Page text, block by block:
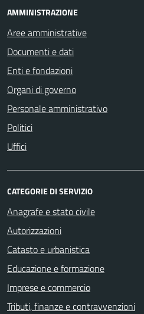
AMMINISTRAZIONE
Aree amministrative
Documenti e dati
Enti e fondazioni
Organi di governo
Personale amministrativo
Politici
Uffici
CATEGORIE DI SERVIZIO
Anagrafe e stato civile
Autorizzazioni
Catasto e urbanistica
Educazione e formazione
Imprese e commercio
Tributi, finanze e contravvenzioni